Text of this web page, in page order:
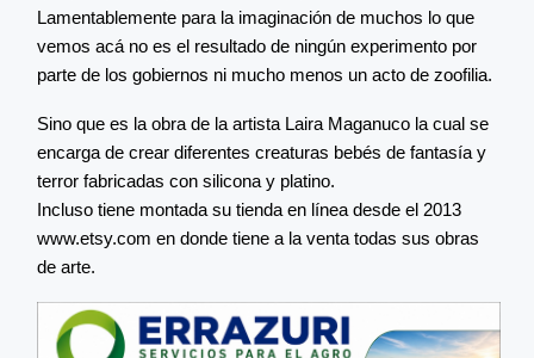
Lamentablemente para la imaginación de muchos lo que
vemos acá no es el resultado de ningún experimento por
parte de los gobiernos ni mucho menos un acto de zoofilia.
Sino que es la obra de la artista Laira Maganuco la cual se
encarga de crear diferentes creaturas bebés de fantasía y
terror fabricadas con silicona y platino.
Incluso tiene montada su tienda en línea desde el 2013
www.etsy.com en donde tiene a la venta todas sus obras
de arte.